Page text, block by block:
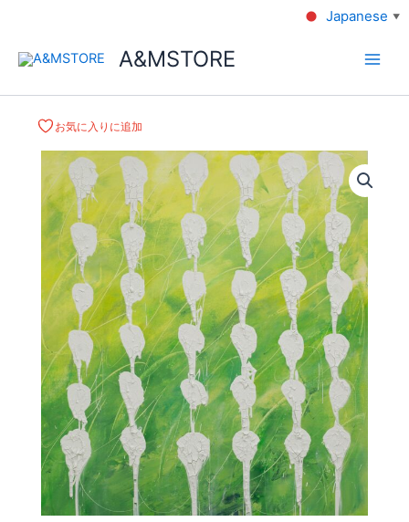
A&MSTORE
お気に入りに追加
Japanese ▼